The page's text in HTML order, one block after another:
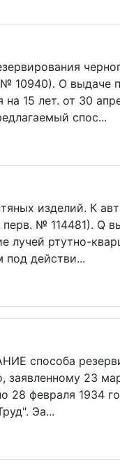
10940). О выдаче
15 лет. от 30
спос...
изделий. К
№ 114481). Q
лучей ртутно-
под действи...
способа
23
28 февраля 1934
Эа...